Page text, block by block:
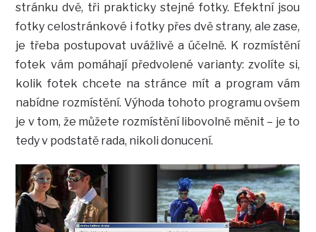
stránku dvě, tři prakticky stejné fotky. Efektní jsou
fotky celostránkové i fotky přes dvě strany, ale zase,
je třeba postupovat uvážlivě a účelně. K rozmístění
fotek vám pomáhají předvolené varianty: zvolíte si,
kolik fotek chcete na stránce mít a program vám
nabídne rozmístění. Výhoda tohoto programu ovšem
je v tom, že můžete rozmístění libovolně měnit – je to
tedy v podstatě rada, nikoli donucení.